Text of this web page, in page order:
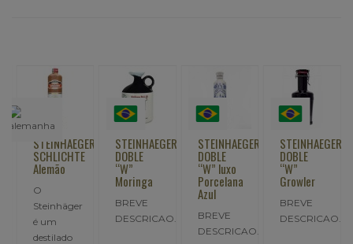
STEINHAEGER
SCHLICHTE
Alemão
O
Steinhäger
é um
destilado
STEINHAEGER
DOBLE
“W”
Moringa
BREVE
DESCRICAO..
STEINHAEGER
DOBLE
“W” luxo
Porcelana
Azul
BREVE
DESCRICAO..
STEINHAEGER
DOBLE
“W”
Growler
BREVE
DESCRICAO..